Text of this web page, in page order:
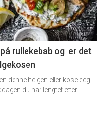
rullekebab og er det
denne helgen eller kose deg
du har lengtet etter.